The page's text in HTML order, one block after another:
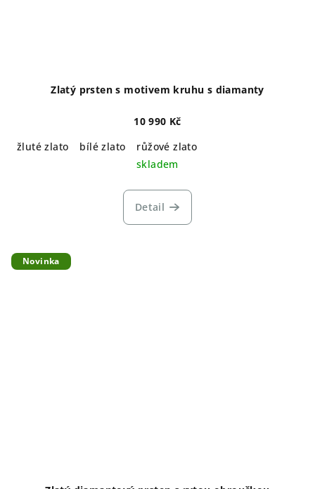
Zlatý prsten s motivem kruhu s diamanty
10 990 Kč
žluté zlato
bílé zlato
růžové zlato
skladem
Detail
Novinka